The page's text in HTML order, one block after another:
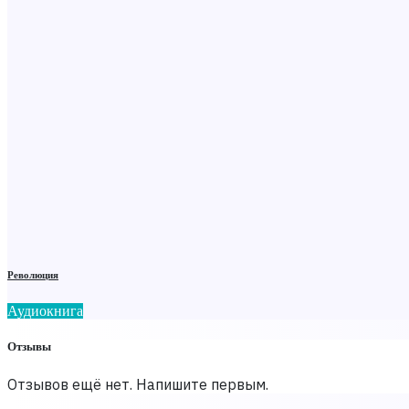
Революция
Аудиокнига
Отзывы
Отзывов ещё нет. Напишите первым.